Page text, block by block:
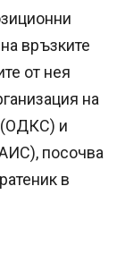
връзките
от нея
на
(ОДКС) и
посочва
в